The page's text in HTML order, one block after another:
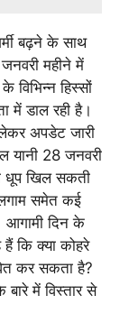
बढ़ने के साथ
महीने में
विभिन्न हिस्सों
में डाल रही है।
अपडेट जारी
यानी 28 जनवरी
धूप खिल सकती
समेत कई
आगामी दिन के
कि क्या कोहरे
कर सकता है?
में विस्तार से